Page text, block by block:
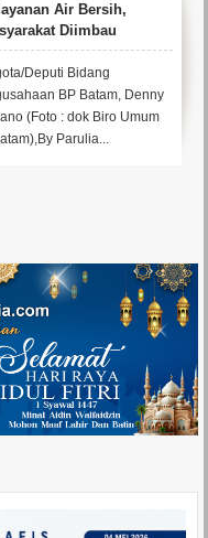
400
Denny
Standar
dari WSO
BatamBy